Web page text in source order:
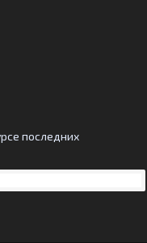
последних